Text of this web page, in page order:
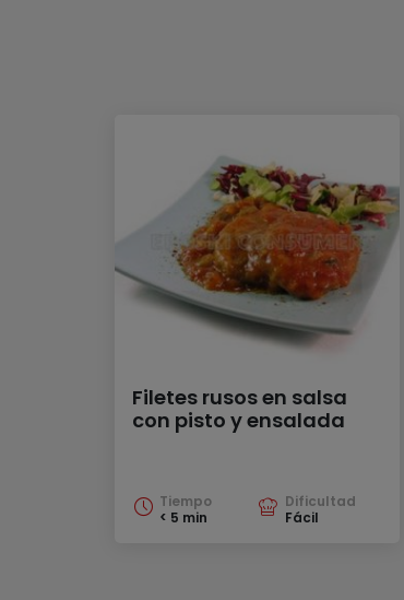
Filetes rusos en salsa
con pisto y ensalada
Tiempo
< 5 min
Dificultad
Fácil